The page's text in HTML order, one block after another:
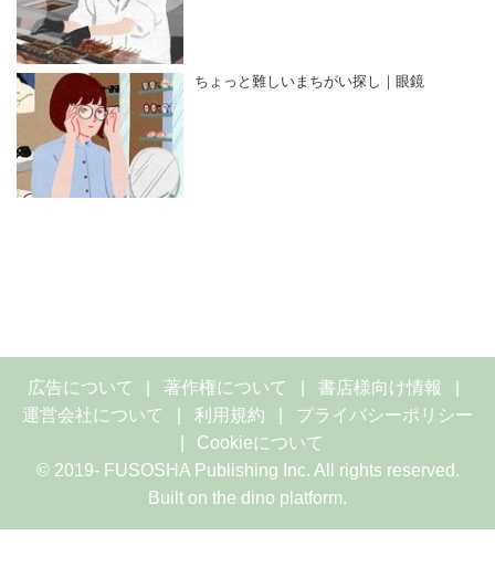
ちょっと難しいまちがい探し｜眼鏡
広告について 著作権について
書店様向け情報
運営会社について
利用規約
プライバシーポリシー
Cookieについて
© 2019- FUSOSHA Publishing Inc. All rights reserved.
Built on the dino platform.